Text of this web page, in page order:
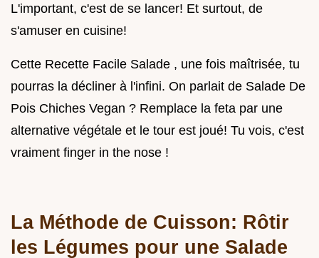
L'important, c'est de se lancer! Et surtout, de
s'amuser en cuisine!
Cette Recette Facile Salade , une fois maîtrisée, tu
pourras la décliner à l'infini. On parlait de Salade De
Pois Chiches Vegan ? Remplace la feta par une
alternative végétale et le tour est joué! Tu vois, c'est
vraiment finger in the nose !
La Méthode de Cuisson: Rôtir
les Légumes pour une Salade